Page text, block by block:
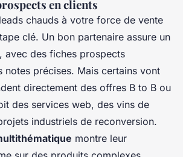
en clients
chauds à votre force de vente
clé. Un bon partenaire assure un
, avec des fiches prospects
notes précises. Mais certains vont
directement des offres B to B ou
des services web, des vins de
industriels de reconversion.
montre leur